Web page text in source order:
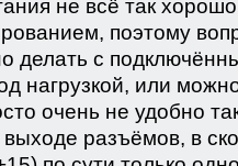
не всё так
поэтому
делать с
нагрузкой, или
очень не удобно
выходе разъёмов, в